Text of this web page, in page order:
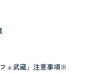
ェ武藏」注意事項※